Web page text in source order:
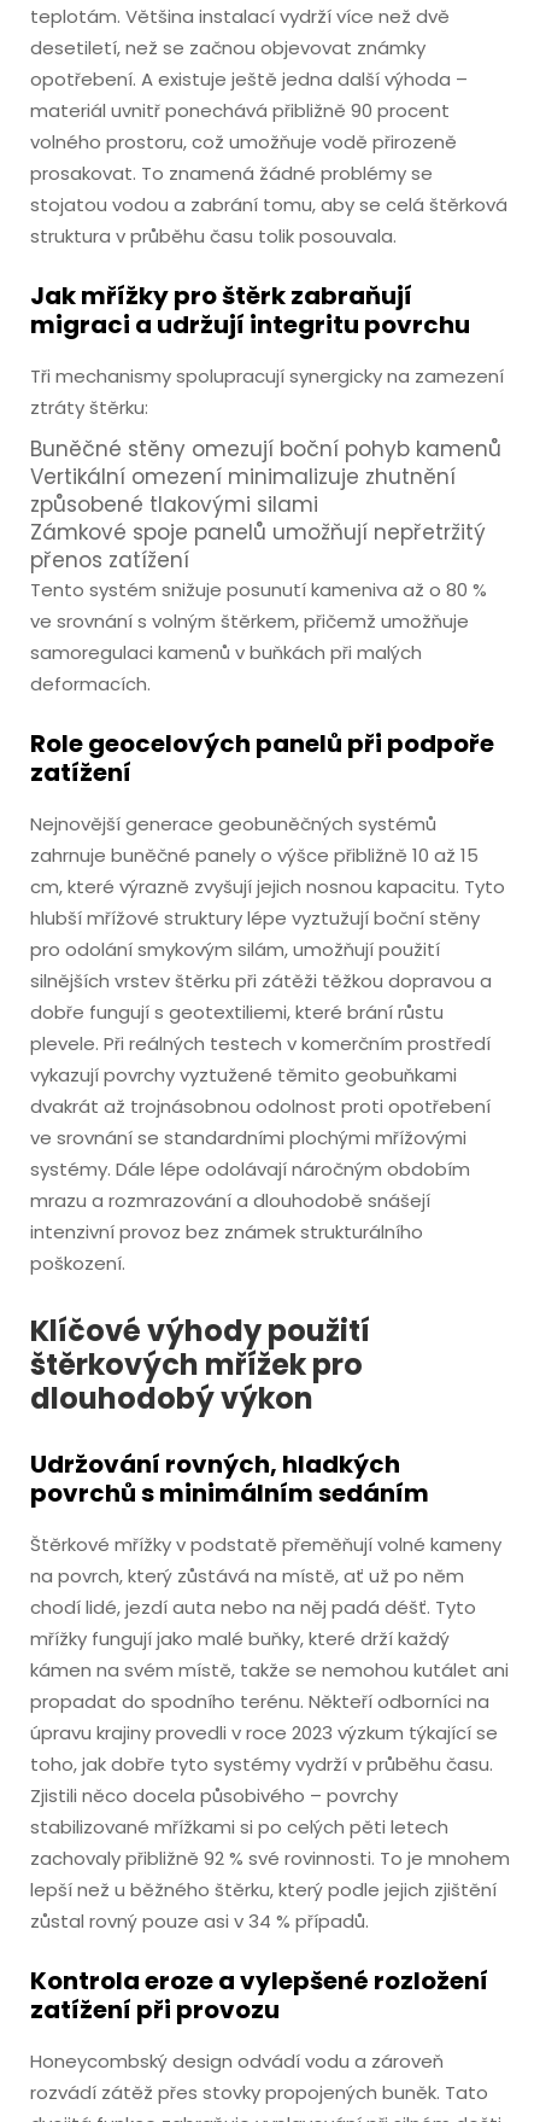
teplotám. Většina instalací vydrží více než dvě
desetiletí, než se začnou objevovat známky
opotřebení. A existuje ještě jedna další výhoda –
materiál uvnitř ponechává přibližně 90 procent
volného prostoru, což umožňuje vodě přirozeně
prosakovat. To znamená žádné problémy se
stojatou vodou a zabrání tomu, aby se celá štěrková
struktura v průběhu času tolik posouvala.
Jak mřížky pro štěrk zabraňují
migraci a udržují integritu povrchu
Tři mechanismy spolupracují synergicky na zamezení
ztráty štěrku:
Buněčné stěny omezují boční pohyb kamenů
Vertikální omezení minimalizuje zhutnění
způsobené tlakovými silami
Zámkové spoje panelů umožňují nepřetržitý
přenos zatížení
Tento systém snižuje posunutí kameniva až o 80 %
ve srovnání s volným štěrkem, přičemž umožňuje
samoregulaci kamenů v buňkách při malých
deformacích.
Role geocelových panelů při podpoře
zatížení
Nejnovější generace geobuněčných systémů
zahrnuje buněčné panely o výšce přibližně 10 až 15
cm, které výrazně zvyšují jejich nosnou kapacitu. Tyto
hlubší mřížové struktury lépe vyztužují boční stěny
pro odolání smykovým silám, umožňují použití
silnějších vrstev štěrku při zátěži těžkou dopravou a
dobře fungují s geotextiliemi, které brání růstu
plevele. Při reálných testech v komerčním prostředí
vykazují povrchy vyztužené těmito geobuňkami
dvakrát až trojnásobnou odolnost proti opotřebení
ve srovnání se standardními plochými mřížovými
systémy. Dále lépe odolávají náročným obdobím
mrazu a rozmrazování a dlouhodobě snášejí
intenzivní provoz bez známek strukturálního
poškození.
Klíčové výhody použití
štěrkových mřížek pro
dlouhodobý výkon
Udržování rovných, hladkých
povrchů s minimálním sedáním
Štěrkové mřížky v podstatě přeměňují volné kameny
na povrch, který zůstává na místě, ať už po něm
chodí lidé, jezdí auta nebo na něj padá déšť. Tyto
mřížky fungují jako malé buňky, které drží každý
kámen na svém místě, takže se nemohou kutálet ani
propadat do spodního terénu. Někteří odborníci na
úpravu krajiny provedli v roce 2023 výzkum týkající se
toho, jak dobře tyto systémy vydrží v průběhu času.
Zjistili něco docela působivého – povrchy
stabilizované mřížkami si po celých pěti letech
zachovaly přibližně 92 % své rovinnosti. To je mnohem
lepší než u běžného štěrku, který podle jejich zjištění
zůstal rovný pouze asi v 34 % případů.
Kontrola eroze a vylepšené rozložení
zatížení při provozu
Honeycombský design odvádí vodu a zároveň
rozvádí zátěž přes stovky propojených buněk. Tato